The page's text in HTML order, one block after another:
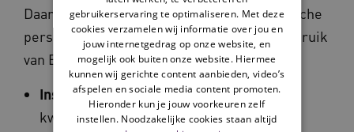
Daarnaast geeft het Radboud UMC telefonische
persoonlijke coaching. Dit gaat over het gebruik
van Easycare in de praktijk.
Instrument 1: De huisarts beoordeelt hoe
kwetsbaar een oudere is. Dit doet de
gebruikerservaring te optimaliseren. Met deze
cookies verzamelen wij informatie over jou en
jouw internetgedrag op onze website, en
mogelijk ook buiten onze website. Hiermee
kunnen wij gerichte content aanbieden, video’s
afspelen en sociale media content promoten.
Hieronder kun je jouw voorkeuren zelf
instellen. Noodzakelijke cookies staan altijd